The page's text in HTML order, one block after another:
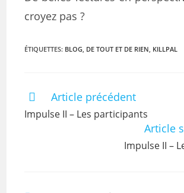
croyez pas ?
ÉTIQUETTES: BLOG, DE TOUT ET DE RIEN, KILLPAL
Article précédent
Impulse II – Les participants
Article
Impulse II –